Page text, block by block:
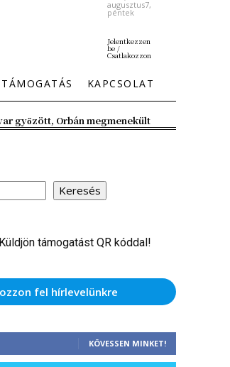
augusztus7,
péntek
Jelentkezzen
be /
Csatlakozzon
TÁMOGATÁS KAPCSOLAT
győzött, Orbán megmenekült
Keresés
támogatást QR kóddal!
fel hírlevelünkre
KÖVESSEN MINKET!